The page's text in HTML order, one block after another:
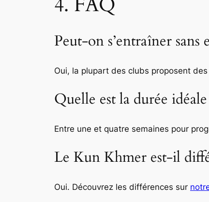
Peut-on s’entraîner sans
Oui, la plupart des clubs proposent
Quelle est la durée idéale
Entre une et quatre semaines pour
Le Kun Khmer est-il
Oui. Découvrez les différences sur